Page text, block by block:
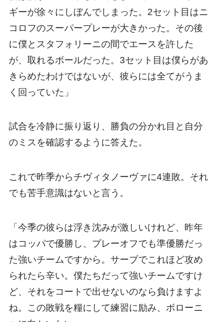
ギーが徐々にしぼんでしまった。2セット目はニ
コロフのスーパープレーが大きかった。その後
に僕とスタフォリーニの間でエースを許した
が、取れるボールだった。3セット目は僕らがあ
きらめたわけではないが、彼らには全てがうま
く回っていた」
試合を冷静に振り返り、勝負の分かれ目と自分
のミスを確認するように答えた。
これで昨季からチヴィタノーヴァに4連敗。それ
でも苦手意識はないと言う。
「今季の彼らは浮き沈みが激しいけれど、昨年
はコッパで優勝し、プレーオフでも準優勝だっ
た強いチームですから。サーブでこれほど攻め
られたら辛い。僕たちだって強いチームですけ
ど、それをコートで出せないのなら負けますよ
ね。この敗戦を糧にして練習に励み、ボローニ